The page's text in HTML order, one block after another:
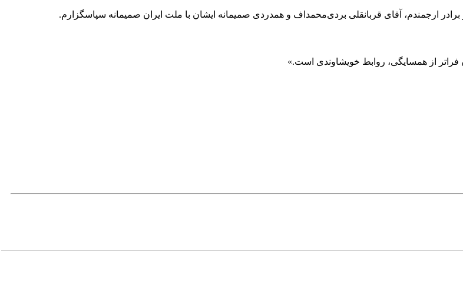
ارجمندم، آقای قربانقلی بردی‌محمداف و همدردی صمیمانه ایشان با ملت ایران صمیمانه سپاسگزارم.
فراتر از همسایگی، روابط خویشاوندی است.»